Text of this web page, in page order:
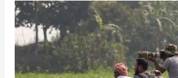
মুহুরী
প্রজেক্টে
একদিন
একটি